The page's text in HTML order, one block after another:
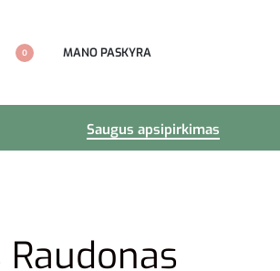
0 MANO PASKYRA
Saugus apsipirkimas